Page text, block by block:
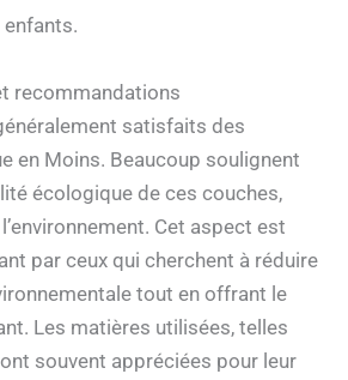
recommandations
satisfaits des
en Moins. Beaucoup soulignent
écologique de ces couches,
Cet aspect est
par ceux qui cherchent à réduire
tout en offrant le
Les matières utilisées, telles
souvent appréciées pour leur